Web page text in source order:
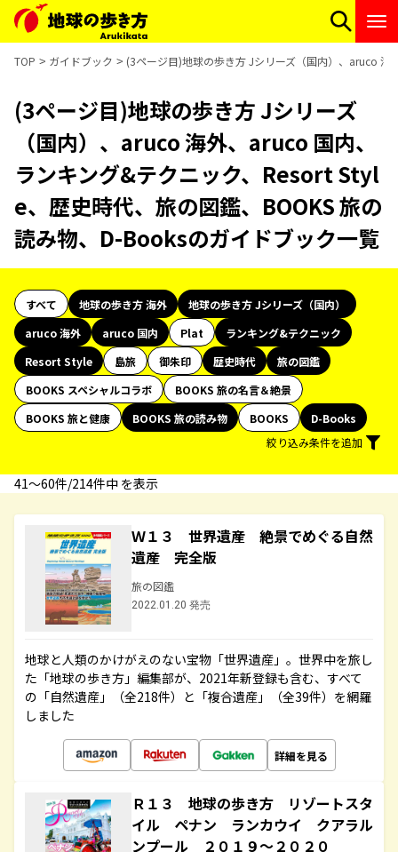
TOP ガイドブック (3ページ目)地球の歩き方 Jシリーズ（国内）、aruco
(3ページ目)地球の歩き方 Jシリーズ
（国内）、aruco 海外、aruco 国内、
ランキング&テクニック、Resort Styl
e、歴史時代、旅の図鑑、BOOKS 旅の
読み物、D-Booksのガイドブック一覧
すべて 地球の歩き方 海外
地球の歩き方 Jシリーズ（国内）
aruco 海外
aruco 国内 Plat
ランキング&テクニック
Resort Style
島旅 御朱印 歴史時代
旅の図鑑
BOOKS スペシャルコラボ
BOOKS 旅の名言＆絶景
BOOKS 旅と健康
BOOKS 旅の読み物 BOOKS
D-Books
絞り込み条件を追加
41〜60件/214件中 を表示
Ｗ１３ 世界遺産 絶景でめぐる自然
遺産 完全版
旅の図鑑
2022.01.20 発売
地球と人類のかけがえのない宝物「世界遺産」。世界中を旅し
た「地球の歩き方」編集部が、2021年新登録も含む、すべて
の「自然遺産」（全218件）と「複合遺産」（全39件）を網羅
しました
詳細を見る
Ｒ１３ 地球の歩き方 リゾートスタ
イル ペナン ランカウイ クアラル
ンプール ２０１９～２０２０